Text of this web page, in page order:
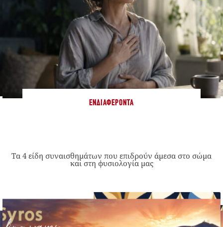
ΕΝΔΙΑΦΈΡΟΝΤΑ
Τα 4 είδη συναισθημάτων που επιδρούν άμεσα στο σώμα
και στη φυσιολογία μας